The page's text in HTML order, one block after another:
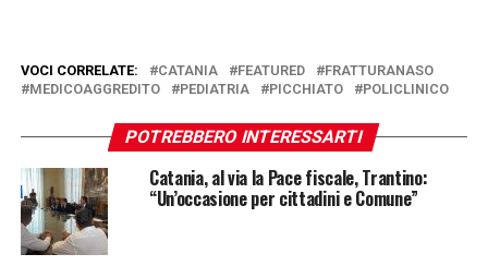
VOCI CORRELATE: CATANIA FEATURED
FRATTURANASO
MEDICOAGGREDITO
PEDIATRIA PICCHIATO POLICLINICO
POTREBBERO INTERESSARTI
Catania, al via la Pace fiscale, Trantino:
“Un’occasione per cittadini e Comune”